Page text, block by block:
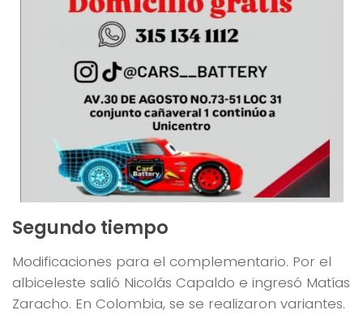
Segundo tiempo
Modificaciones para el complementario. Por el
albiceleste salió Nicolás Capaldo e ingresó Matías
Zaracho. En Colombia, se se realizaron variantes.